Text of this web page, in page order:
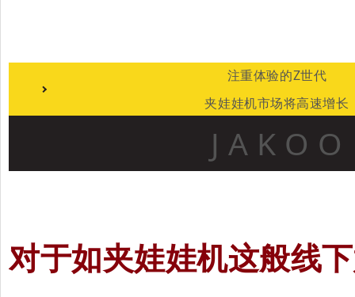
注重体验的Z世代
夹娃娃机市场将高速增长
J A K O O
对于如夹娃娃机这般线